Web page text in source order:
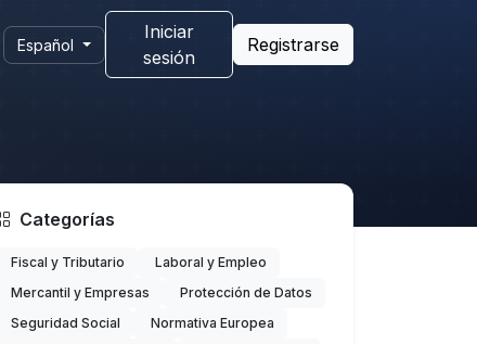
Español
Iniciar
sesión
Registrarse
Categorías
Fiscal y Tributario
Laboral y Empleo
Mercantil y Empresas
Protección de Datos
Seguridad Social
Normativa Europea